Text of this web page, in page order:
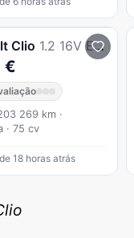
Clio 1.2 16V Expression
€
269 km ·
· 75 cv
18 horas atrás